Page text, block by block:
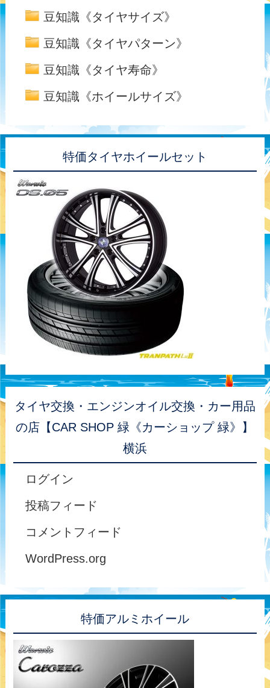
豆知識《タイヤサイズ》
豆知識《タイヤパターン》
豆知識《タイヤ寿命》
豆知識《ホイールサイズ》
特価タイヤホイールセット
タイヤ交換・エンジンオイル交換・カー用品
の店【CAR SHOP 緑《カーショップ 緑》】
横浜
ログイン
投稿フィード
コメントフィード
WordPress.org
特価アルミホイール